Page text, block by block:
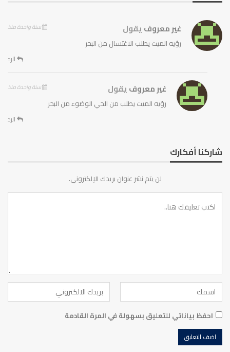
غير معروفيقول سنة واحدة منذ
رؤيه الميت يطلب الاغتسال من البحر
الرد
غير معروفيقول سنة واحدة منذ
رؤيه الميت يطلب من الحي الوضوء من البحر
الرد
شاركنا أفكارك
لن يتم نشر عنوان بريدك الإلكتروني.
احفظ بياناتي للتعليق بسهولة في المرة القادمة